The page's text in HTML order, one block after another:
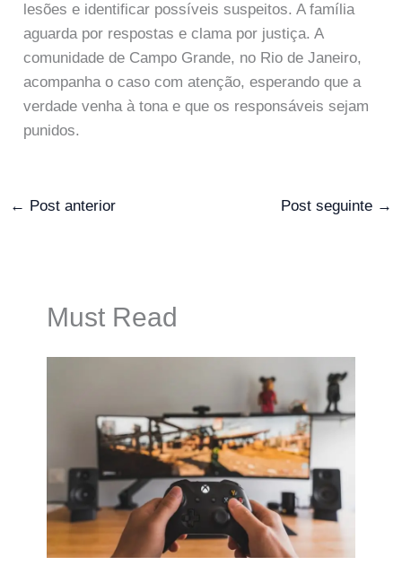
lesões e identificar possíveis suspeitos. A família
aguarda por respostas e clama por justiça. A
comunidade de Campo Grande, no Rio de Janeiro,
acompanha o caso com atenção, esperando que a
verdade venha à tona e que os responsáveis sejam
punidos.
← Post anterior Post seguinte →
Must Read